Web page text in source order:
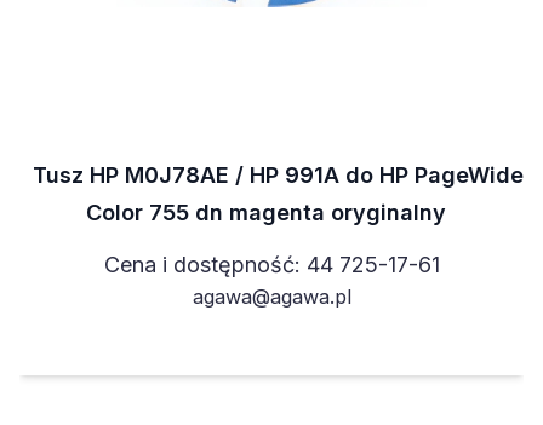
Tusz HP M0J78AE / HP 991A do HP PageWide
Color 755 dn magenta oryginalny
Cena i dostępność: 44 725-17-61
agawa@agawa.pl